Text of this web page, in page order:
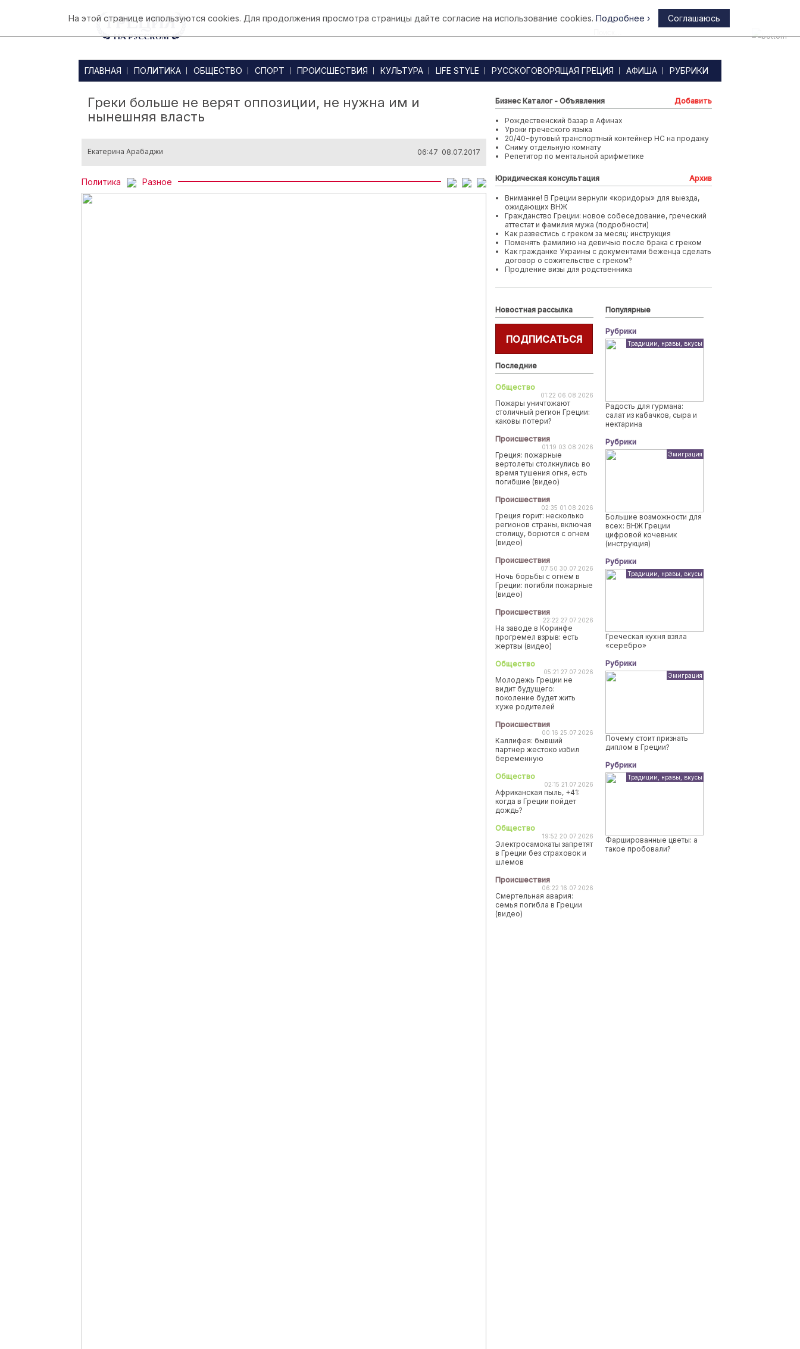
Афины
ГЛАВНАЯ ПОЛИТИКА ОБЩЕСТВО СПОРТ ПРОИСШЕСТВИЯ КУЛЬТУРА LIFE STYLE РУССКОГОВОРЯЩАЯ ГРЕЦИЯ АФИША РУБРИКИ
Греки больше не верят оппозиции, не нужна им и
нынешняя власть
Екатерина Арабаджи 06:47 08.07.2017
Политика Разное
Бизнес Каталог - Объявления Добавить
Рождественский базар в Афинах
Уроки греческого языка
20/40-футовый транспортный контейнер HC на продажу
Сниму отдельную комнату
Репетитор по ментальной арифметике
Юридическая консультация Архив
Внимание! В Греции вернули «коридоры» для выезда,
ожидающих ВНЖ
Гражданство Греции: новое собеседование, греческий
аттестат и фамилия мужа (подробности)
Как развестись с греком за месяц: инструкция
Поменять фамилию на девичью после брака с греком
Как гражданке Украины с документами беженца сделать
договор о сожительстве с греком?
Продление визы для родственника
Новостная рассылка
ПОДПИСАТЬСЯ
Последние
Общество
01:22 06.08.2026
Пожары уничтожают
столичный регион Греции:
каковы потери?
Происшествия
01:19 03.08.2026
Греция: пожарные
вертолеты столкнулись во
время тушения огня, есть
погибшие (видео)
Происшествия
02:35 01.08.2026
Греция горит: несколько
регионов страны, включая
столицу, борются с огнем
(видео)
Происшествия
07:50 30.07.2026
Ночь борьбы с огнём в
Греции: погибли пожарные
(видео)
Происшествия
22:22 27.07.2026
На заводе в Коринфе
прогремел взрыв: есть
жертвы (видео)
Общество
05:21 27.07.2026
Молодежь Греции не
видит будущего:
поколение будет жить
хуже родителей
Происшествия
00:16 25.07.2026
Каллифея: бывший
партнер жестоко избил
беременную
Общество
02:15 21.07.2026
Африканская пыль, +41:
когда в Греции пойдет
дождь?
Общество
19:52 20.07.2026
Электросамокаты запретят
в Греции без страховок и
шлемов
Происшествия
06:22 16.07.2026
Смертельная авария:
семья погибла в Греции
(видео)
Популярные
Рубрики
Традиции, нравы, вкусы
Радость для гурмана:
салат из кабачков, сыра и
нектарина
Рубрики
Эмиграция
Большие возможности для
всех: ВНЖ Греции
цифровой кочевник
(инструкция)
Рубрики
Традиции, нравы, вкусы
Греческая кухня взяла
«серебро»
Рубрики
Эмиграция
Почему стоит признать
диплом в Греции?
Рубрики
Традиции, нравы, вкусы
Фаршированные цветы: а
такое пробовали?
На этой странице используются cookies. Для продолжения просмотра страницы дайте согласие на использование cookies. Подробнее › Соглашаюсь